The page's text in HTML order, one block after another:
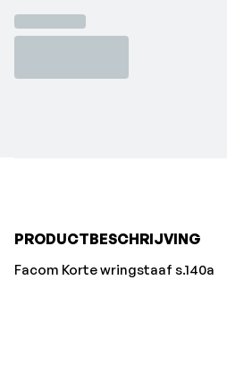
PRODUCTBESCHRIJVING
Facom Korte wringstaaf s.140a